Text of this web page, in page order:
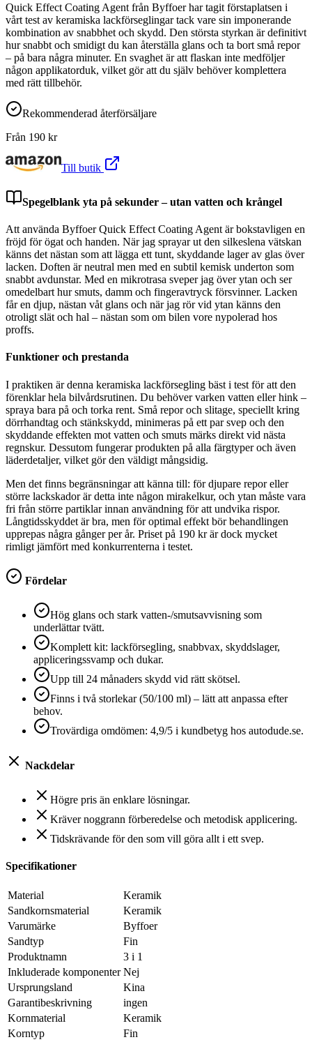
Quick Effect Coating Agent från Byffoer har tagit förstaplatsen i
vårt test av keramiska lackförseglingar tack vare sin imponerande
kombination av snabbhet och skydd. Den största styrkan är definitivt
hur snabbt och smidigt du kan återställa glans och ta bort små repor
– på bara några minuter. En svaghet är att flaskan inte medföljer
någon applikatorduk, vilket gör att du själv behöver komplettera
med rätt tillbehör.
Rekommenderad återförsäljare
Från 190 kr
Till butik
Spegelblank yta på sekunder – utan vatten och krångel
Att använda Byffoer Quick Effect Coating Agent är bokstavligen en
fröjd för ögat och handen. När jag sprayar ut den silkeslena vätskan
känns det nästan som att lägga ett tunt, skyddande lager av glas över
lacken. Doften är neutral men med en subtil kemisk underton som
snabbt avdunstar. Med en mikrotrasa sveper jag över ytan och ser
omedelbart hur smuts, damm och fingeravtryck försvinner. Lacken
får en djup, nästan våt glans och när jag rör vid ytan känns den
otroligt slät och hal – nästan som om bilen vore nypolerad hos
proffs.
Funktioner och prestanda
I praktiken är denna keramiska lackförsegling bäst i test för att den
förenklar hela bilvårdsrutinen. Du behöver varken vatten eller hink –
spraya bara på och torka rent. Små repor och slitage, speciellt kring
dörrhandtag och stänkskydd, minimeras på ett par svep och den
skyddande effekten mot vatten och smuts märks direkt vid nästa
regnskur. Dessutom fungerar produkten på alla färgtyper och även
läderdetaljer, vilket gör den väldigt mångsidig.
Men det finns begränsningar att känna till: för djupare repor eller
större lackskador är detta inte någon mirakelkur, och ytan måste vara
fri från större partiklar innan användning för att undvika rispor.
Långtidsskyddet är bra, men för optimal effekt bör behandlingen
upprepas några gånger per år. Priset på 190 kr är dock mycket
rimligt jämfört med konkurrenterna i testet.
Fördelar
Hög glans och stark vatten-/smutsavvisning som
underlättar tvätt.
Komplett kit: lackförsegling, snabbvax, skyddslager,
appliceringssvamp och dukar.
Upp till 24 månaders skydd vid rätt skötsel.
Finns i två storlekar (50/100 ml) – lätt att anpassa efter
behov.
Trovärdiga omdömen: 4,9/5 i kundbetyg hos autodude.se.
Nackdelar
Högre pris än enklare lösningar.
Kräver noggrann förberedelse och metodisk applicering.
Tidskrävande för den som vill göra allt i ett svep.
Specifikationer
Material
Keramik
Sandkornsmaterial
Keramik
Varumärke
Byffoer
Sandtyp
Fin
Produktnamn
3 i 1
Inkluderade komponenter Nej
Ursprungsland
Kina
Garantibeskrivning
ingen
Kornmaterial
Keramik
Korntyp
Fin